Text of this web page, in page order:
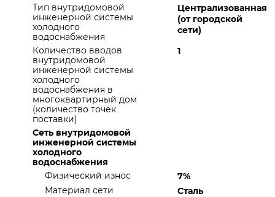
Тип внутридомовой
инженерной системы
холодного
водоснабжения
Централизованная
(от городской
сети)
Количество вводов
внутридомовой
инженерной системы
холодного
водоснабжения в
многоквартирный дом
(количество точек
поставки)
1
Сеть внутридомовой
инженерной системы
холодного
водоснабжения
Физический износ
7%
Материал сети
Сталь